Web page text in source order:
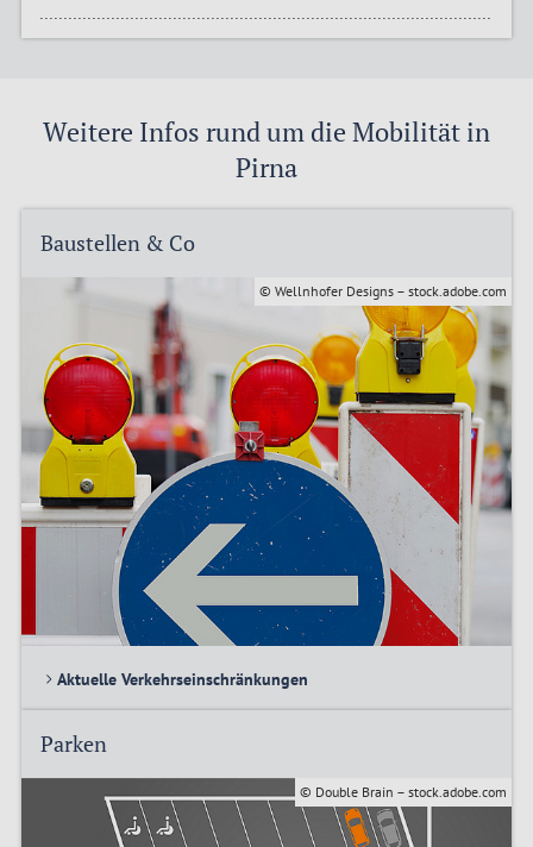
Weitere Infos rund um die Mobilität in
Pirna
Baustellen & Co
© Wellnhofer Designs – stock.adobe.com
Aktuelle Verkehrseinschränkungen
Parken
© Double Brain – stock.adobe.com